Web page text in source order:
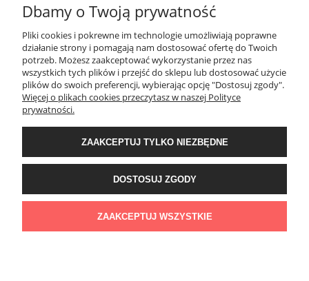
MOJE KONTO
PŁATNOŚCI I DOSTAWA
KONTAKT
Wyposażenie łazienek Łazienki.eco | Pawła 23, 41-708 Ruda Śląska | E-mail:
sklep@lazienki.eco | Tel.: 600 012 164 lub 600 012 159 | TGS Przemysław
Stoń | NIP: 6312213594 | REGON: 276403698
Dbamy o Twoją prywatność
Pliki cookies i pokrewne im technologie umożliwiają poprawne
działanie strony i pomagają nam dostosować ofertę do Twoich
potrzeb. Możesz zaakceptować wykorzystanie przez nas
wszystkich tych plików i przejść do sklepu lub dostosować użycie
plików do swoich preferencji, wybierając opcję "Dostosuj zgody".
Więcej o plikach cookies przeczytasz w naszej Polityce
prywatności.
ZAAKCEPTUJ TYLKO NIEZBĘDNE
DOSTOSUJ ZGODY
ZAAKCEPTUJ WSZYSTKIE